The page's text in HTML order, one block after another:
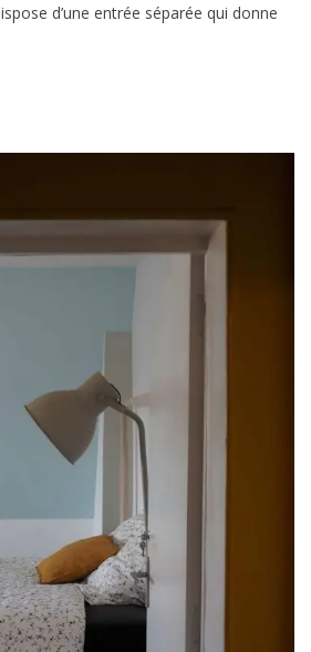
d’une entrée séparée qui donne